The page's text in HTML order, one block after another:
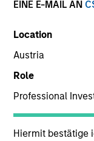
EINE E-MAIL AN
Location
Austria
Role
Professional
Hiermit bestätige
YEARS OF
21 Years